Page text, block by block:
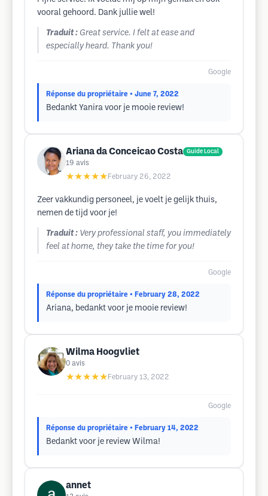
vooral gehoord. Dank jullie wel!
Traduit : Great service. I felt at ease and
especially heard. Thank you!
Google
Réponse du propriétaire • June 7, 2022
Bedankt Yanira voor je mooie review!
Ariana da Conceicao Costa Guide Local
19 avis
★★★★★ February 26, 2022
Zeer vakkundig personeel, je voelt je gelijk thuis,
nemen de tijd voor je!
Traduit : Very professional staff, you immediately
feel at home, they take the time for you!
Google
Réponse du propriétaire • February 28, 2022
Ariana, bedankt voor je mooie review!
Wilma Hoogvliet
0 avis
★★★★★ February 13, 2022
Google
Réponse du propriétaire • February 14, 2022
Bedankt voor je review Wilma!
annet